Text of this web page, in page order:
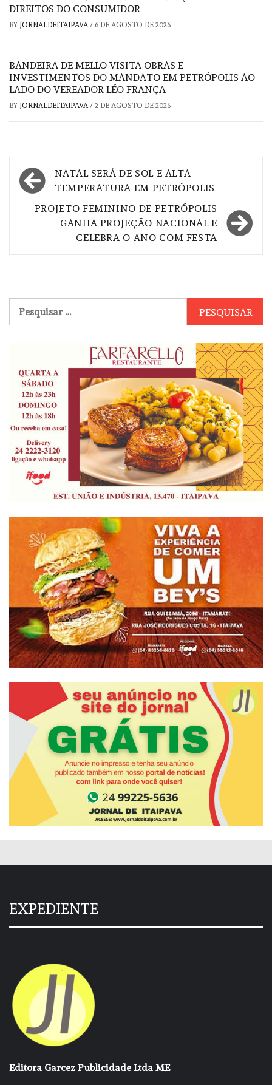
DIREITOS DO CONSUMIDOR
BY JORNALDEITAIPAVA/ 6 DE AGOSTO DE 2026
BANDEIRA DE MELLO VISITA OBRAS E
INVESTIMENTOS DO MANDATO EM PETRÓPOLIS AO
LADO DO VEREADOR LÉO FRANÇA
BY JORNALDEITAIPAVA/ 2 DE AGOSTO DE 2026
Navegação
de
Post
NATAL SERÁ DE SOL E ALTA
TEMPERATURA EM PETRÓPOLIS
PROJETO FEMININO DE PETRÓPOLIS
GANHA PROJEÇÃO NACIONAL E
CELEBRA O ANO COM FESTA
EXPEDIENTE
Editora Garcez Publicidade Ltda ME